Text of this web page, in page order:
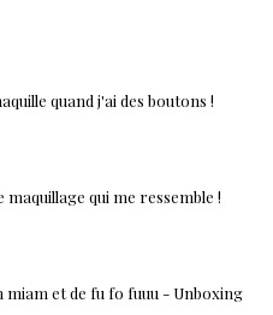
quand j'ai des boutons !
maquillage qui me ressemble !
miam et de fu fo fuuu - Unboxing